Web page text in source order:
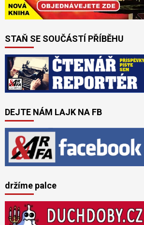
STAŇ SE SOUČÁSTÍ PŘÍBĚHU
DEJTE NÁM LAJK NA FB
držíme palce